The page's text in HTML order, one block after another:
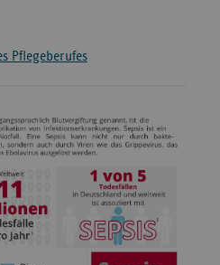
Pflegeberufes